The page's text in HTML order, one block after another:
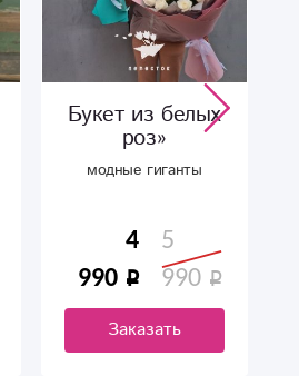
Букет из белых
роз»
модные гиганты
4
990
5
990
Заказать